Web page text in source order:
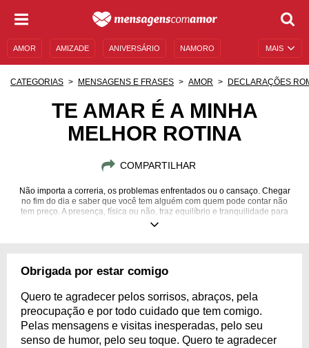
MAIS
AMOR AMIZADE ANIVERSÁRIO NAMORO
AUTOAJUDA
MENSAGENS E FRASES MENSAGENS DE ANIVERSÁRIO
CATEGORIAS MENSAGENS E FRASES AMOR DECLARAÇÕES
TE AMAR É A MINHA
MELHOR ROTINA
COMPARTILHAR
Não importa a correria, os problemas enfrentados ou o cansaço. Chegar
no fim do dia e saber que você tem alguém com quem pode contar não
tem preço. A presença, física ou não, traz equilíbrio e tranquilidade para
qualquer coração.
Obrigada por estar comigo
Quero te agradecer pelos sorrisos, abraços, pela
preocupação e por todo cuidado que tem comigo.
Pelas mensagens e visitas inesperadas, pelo seu
senso de humor, pelo seu toque. Quero te agradecer